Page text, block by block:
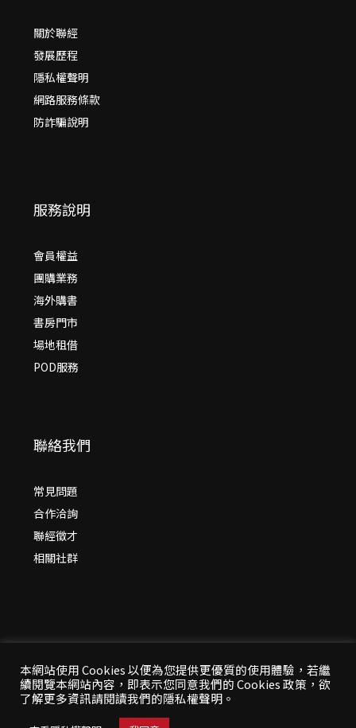
關於聯經
發展歷程
隱私權聲明
網路服務條款
防詐騙說明
服務說明
會員權益
團購業務
海外購書
書房門市
場地租借
POD服務
聯絡我們
常見問題
合作洽詢
聯經徵才
相關社群
© 2026 年聯經出版：思考，連結過去與未來
All Rights Reserved | 本站台資料為版權所有，非經同
意請勿作任何形式之轉載使用
本網站使用 Cookies 以便為您提供更優質的使用體驗，若繼
續閱覽本網站內容，即表示您同意我們的 Cookies 政策，欲
了解更多資訊請閱讀我們的隱私權聲明。